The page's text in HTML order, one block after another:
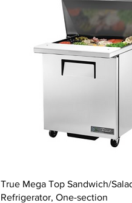
True Mega Top Sandwich/
Refrigerator, One-section